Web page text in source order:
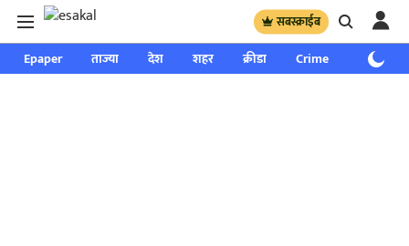
सबस्क्राईब
Epaper ताज्या देश शहर क्रीडा Crime साप्ताहिक